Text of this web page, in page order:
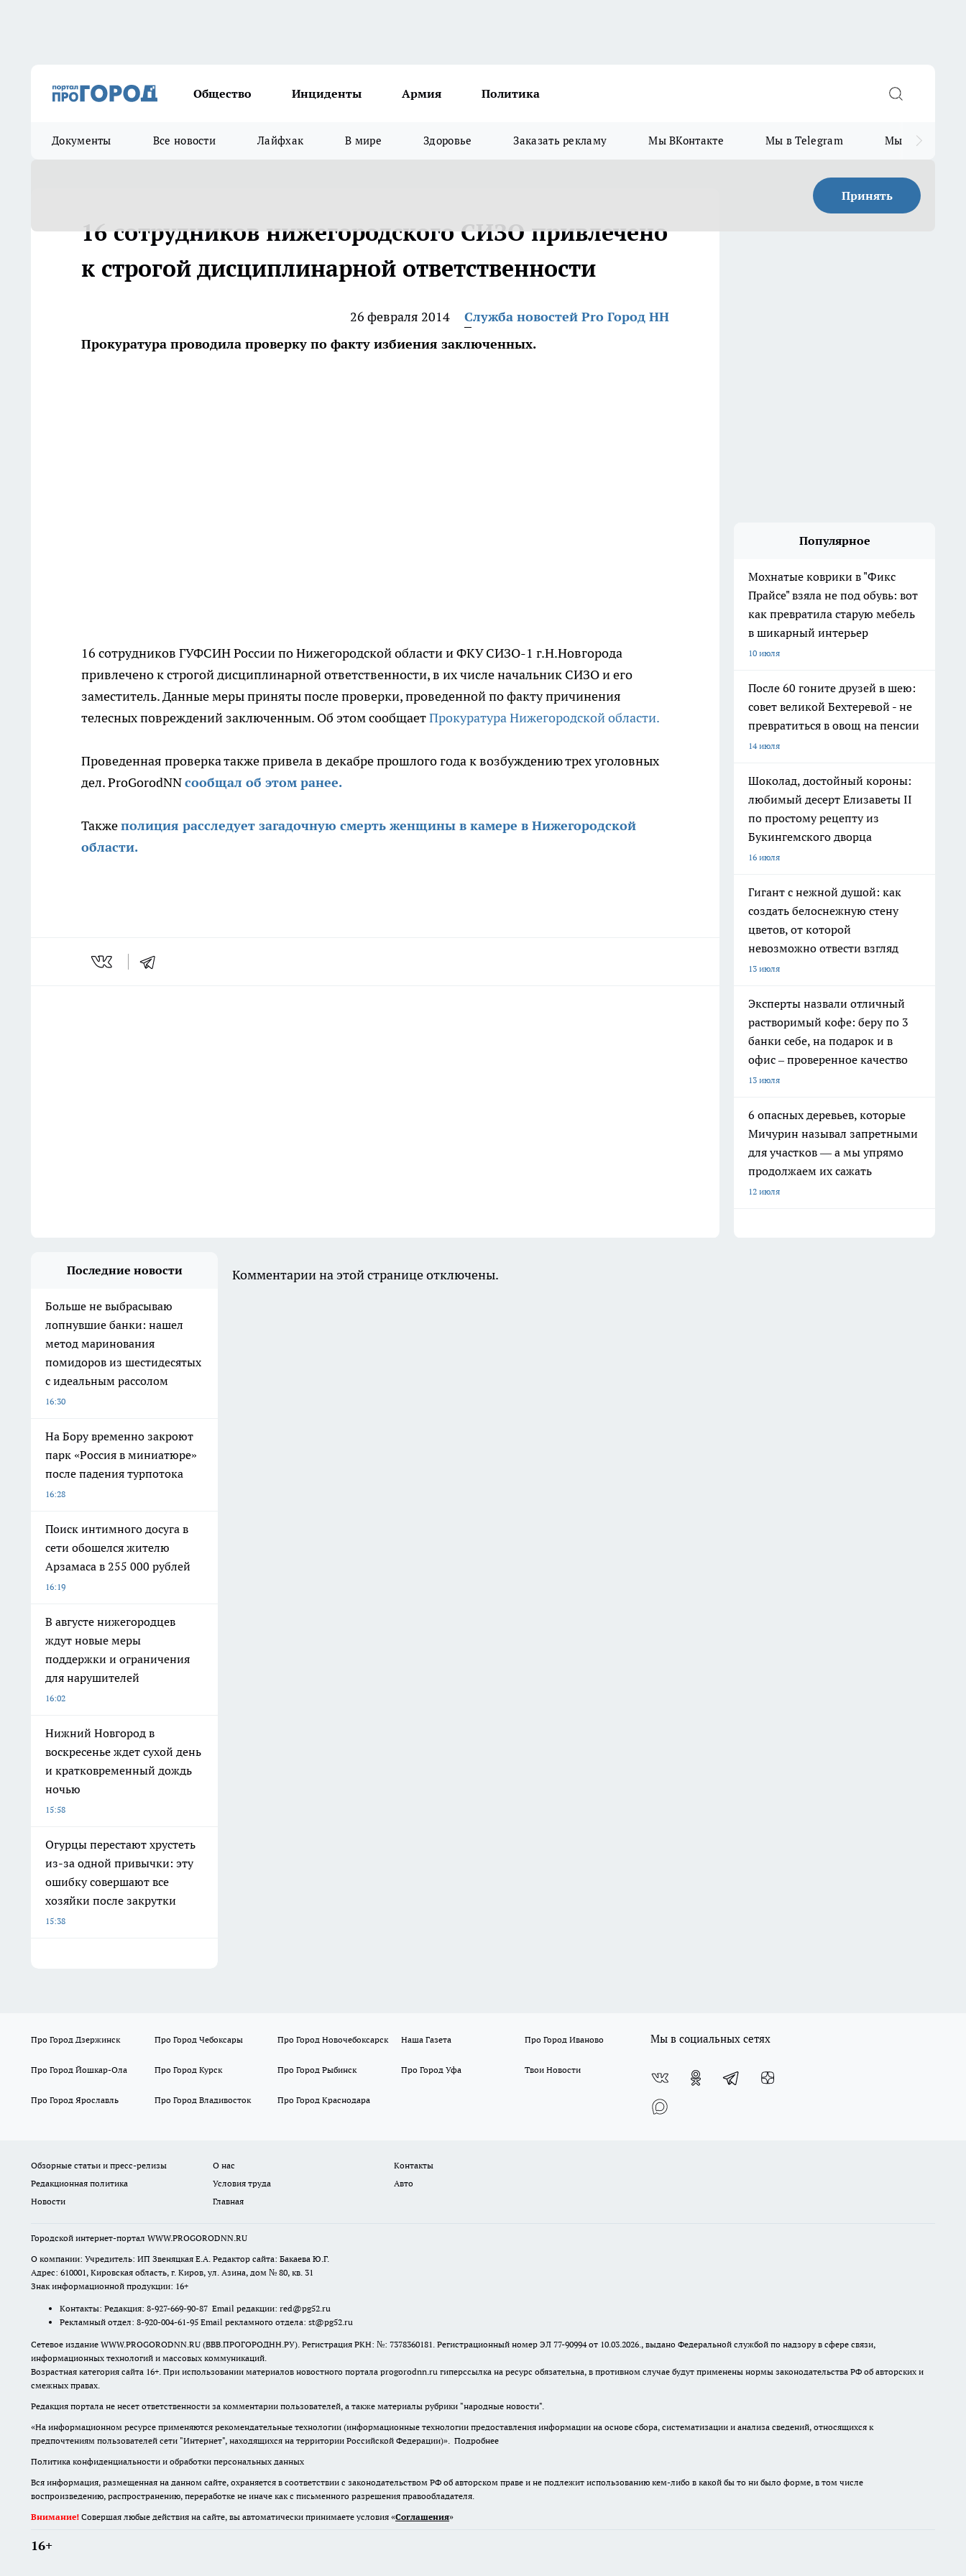
Общество Инциденты Армия Политика
Документы Все новости Лайфхак В мире Здоровье Заказать рекламу Мы ВКонтакте Мы в Telegram Мы в MAX
Принять
16 сотрудников нижегородского СИЗО привлечено
к строгой дисциплинарной ответственности
26 февраля 2014
Служба новостей Pro Город НН
Прокуратура проводила проверку по факту избиения заключенных.
16 сотрудников ГУФСИН России по Нижегородской области и ФКУ СИЗО-1 г.Н.Новгорода
привлечено к строгой дисциплинарной ответственности, в их числе начальник СИЗО и его
заместитель. Данные меры приняты после проверки, проведенной по факту причинения
телесных повреждений заключенным. Об этом сообщаетПрокуратура Нижегородской области.
Проведенная проверка также привела в декабре прошлого года к возбуждению трех уголовных
дел. ProGorodNNсообщал об этом ранее.
Такжеполиция расследует загадочную смерть женщины в камере в Нижегородской
области.
Популярное
Мохнатые коврики в "Фикс
Прайсе" взяла не под обувь: вот
как превратила старую мебель
в шикарный интерьер
10 июля
После 60 гоните друзей в шею:
совет великой Бехтеревой - не
превратиться в овощ на пенсии
14 июля
Шоколад, достойный короны:
любимый десерт Елизаветы II
по простому рецепту из
Букингемского дворца
16 июля
Гигант с нежной душой: как
создать белоснежную стену
цветов, от которой
невозможно отвести взгляд
13 июля
Эксперты назвали отличный
растворимый кофе: беру по 3
банки себе, на подарок и в
офис – проверенное качество
13 июля
6 опасных деревьев, которые
Мичурин называл запретными
для участков — а мы упрямо
продолжаем их сажать
12 июля
Последние новости
Больше не выбрасываю
лопнувшие банки: нашел
метод маринования
помидоров из шестидесятых
с идеальным рассолом
16:30
На Бору временно закроют
парк «Россия в миниатюре»
после падения турпотока
16:28
Поиск интимного досуга в
сети обошелся жителю
Арзамаса в 255 000 рублей
16:19
В августе нижегородцев
ждут новые меры
поддержки и ограничения
для нарушителей
16:02
Нижний Новгород в
воскресенье ждет сухой день
и кратковременный дождь
ночью
15:58
Огурцы перестают хрустеть
из-за одной привычки: эту
ошибку совершают все
хозяйки после закрутки
15:38
Комментарии на этой странице отключены.
Про Город Дзержинск Про Город Чебоксары Про Город Новочебоксарск Наша Газета Про Город Иваново
Про Город Йошкар-Ола Про Город Курск Про Город Рыбинск Про Город Уфа Твои Новости
Про Город Ярославль Про Город Владивосток Про Город Краснодара
Мы в социальных сетях
Обзорные статьи и пресс-релизы О нас
Контакты
Редакционная политика
Условия труда
Авто
Новости
Главная
Городской интернет-портал WWW.PROGORODNN.RU
О компании: Учредитель: ИП Звеняцкая Е.А. Редактор сайта: Бакаева Ю.Г.
Адрес: 610001, Кировская область, г. Киров, ул. Азина, дом № 80, кв. 31
Знак информационной продукции: 16+
Контакты: Редакция: 8-927-669-90-87 Email редакции: red@pg52.ru
Рекламный отдел: 8-920-004-61-95 Email рекламного отдела: st@pg52.ru
Сетевое издание WWW.PROGORODNN.RU (ВВВ.ПРОГОРОДНН.РУ). Регистрация РКН: №: 7378360181. Регистрационный номер ЭЛ 77-90994 от 10.03.2026., выдано Федеральной службой по надзору в сфере связи,
информационных технологий и массовых коммуникаций.
Возрастная категория сайта 16+. При использовании материалов новостного портала progorodnn.ru гиперссылка на ресурс обязательна, в противном случае будут применены нормы законодательства РФ об авторских и
смежных правах.
Редакция портала не несет ответственности за комментарии пользователей, а также материалы рубрики "народные новости".
«На информационном ресурсе применяются рекомендательные технологии (информационные технологии предоставления информации на основе сбора, систематизации и анализа сведений, относящихся к
предпочтениям пользователей сети "Интернет", находящихся на территории Российской Федерации)». Подробнее
Политика конфиденциальности и обработки персональных данных
Вся информация, размещенная на данном сайте, охраняется в соответствии с законодательством РФ об авторском праве и не подлежит использованию кем-либо в какой бы то ни было форме, в том числе
воспроизведению, распространению, переработке не иначе как с письменного разрешения правообладателя.
Внимание! Совершая любые действия на сайте, вы автоматически принимаете условия «Cоглашения»
16+